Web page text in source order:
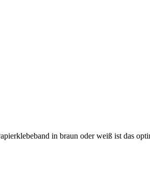
in braun oder weiß ist das